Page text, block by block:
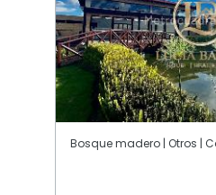
Bosque madero | Otros |